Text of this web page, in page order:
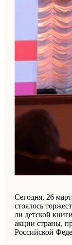
Се­год­ня, 26
сто­ялось
ли дет­ской
акции стра­ны,
Рос­сийской